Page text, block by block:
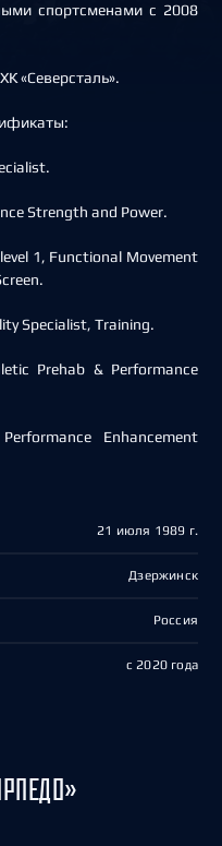
спортсменами с 2008
«Северсталь».
Strength and Power.
1, Functional Movement
Specialist, Training.
Prehab & Performance
Enhancement
21 июля 1989 г.
Дзержинск
Россия
с 2020 года